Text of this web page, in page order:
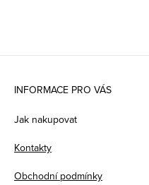
INFORMACE PRO VÁS
Jak nakupovat
Kontakty
Obchodní podmínky